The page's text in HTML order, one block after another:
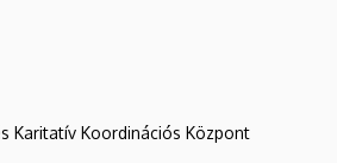
Karitatív Koordinációs Központ